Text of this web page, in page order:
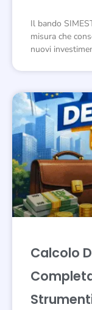
Il bando
misura che
nuovi
Calcolo